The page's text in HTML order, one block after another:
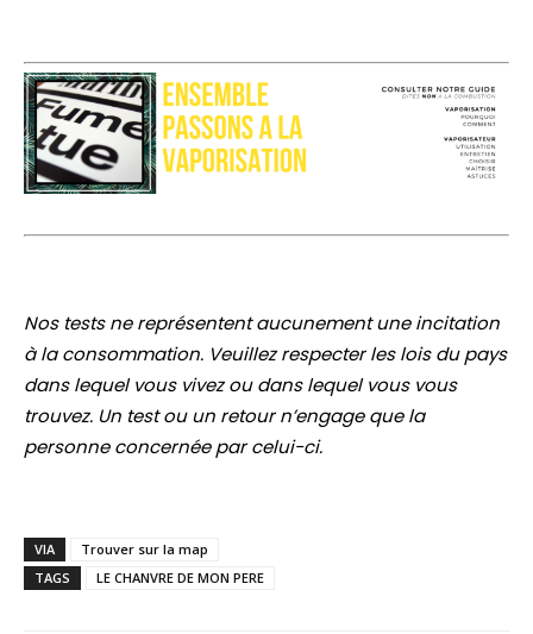
Nos tests ne représentent aucunement une incitation
à la consommation. Veuillez respecter les lois du pays
dans lequel vous vivez ou dans lequel vous vous
trouvez. Un test ou un retour n’engage que la
personne concernée par celui-ci.
VIA
Trouver sur la map
TAGS
LE CHANVRE DE MON PERE